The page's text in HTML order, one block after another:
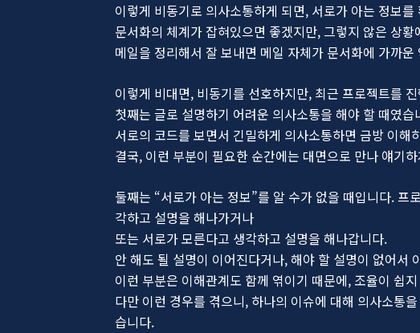
이렇게 비동기로 의사소통하게 되면, 서로가 아는 정보
문서화의 체계가 잡혀있으면 좋겠지만, 그렇지 않은 상황
메일을 정리해서 잘 보내면 메일 자체가 문서화에 가까
이렇게 비대면, 비동기를 선호하지만, 최근 프로젝트를
첫째는 글로 설명하기 어려운 의사소통을 해야 할 때였습
서로의 코드를 보면서 긴밀하게 의사소통하면 금방 이
결국, 이런 부분이 필요한 순간에는 대면으로 만나 얘기
둘째는 “서로가 아는 정보”를 알 수가 없을 때입니다.
각하고 설명을 해나가거나
또는 서로가 모른다고 생각하고 설명을 해나갑니다.
안 해도 될 설명이 이어진다거나, 해야 할 설명이 없어서
이런 부분은 이해관계도 함께 엮이기 때문에, 조율이 쉽
다만 이런 경우를 겪으니, 하나의 이슈에 대해 의사소통
습니다.